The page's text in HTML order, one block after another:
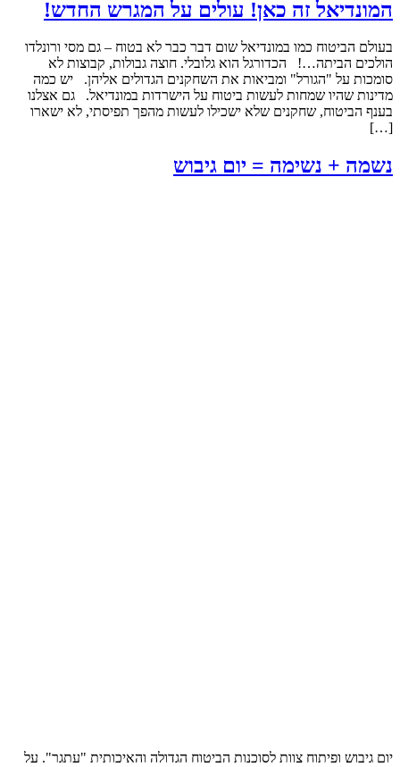
המונדיאל זה כאן! עולים על המגרש החדש!
בעולם הביטוח כמו במונדיאל שום דבר כבר לא בטוח – גם מסי ורונלדו
הולכים הביתה…! הכדורגל הוא גלובלי. חוצה גבולות, קבוצות לא
סומכות על "הגורל" ומביאות את השחקנים הגדולים אליהן. יש כמה
מדינות שהיו שמחות לעשות ביטוח על הישרדות במונדיאל. גם אצלנו
בענף הביטוח, שחקנים שלא ישכילו לעשות מהפך תפיסתי, לא ישארו
[…]
נשמה + נשימה = יום גיבוש
יום גיבוש ופיתוח צוות לסוכנות הביטוח הגדולה והאיכותית "עתגר". על